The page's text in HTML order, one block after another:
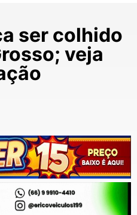
ser colhido
veja